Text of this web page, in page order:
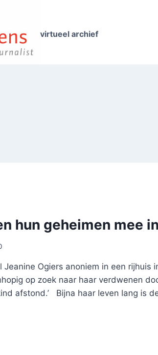
virtueel archief
hun geheimen mee
Ogiers anoniem in een rijhuis
op zoek naar haar verdwenen
afstond.’ Bijna haar leven lang is